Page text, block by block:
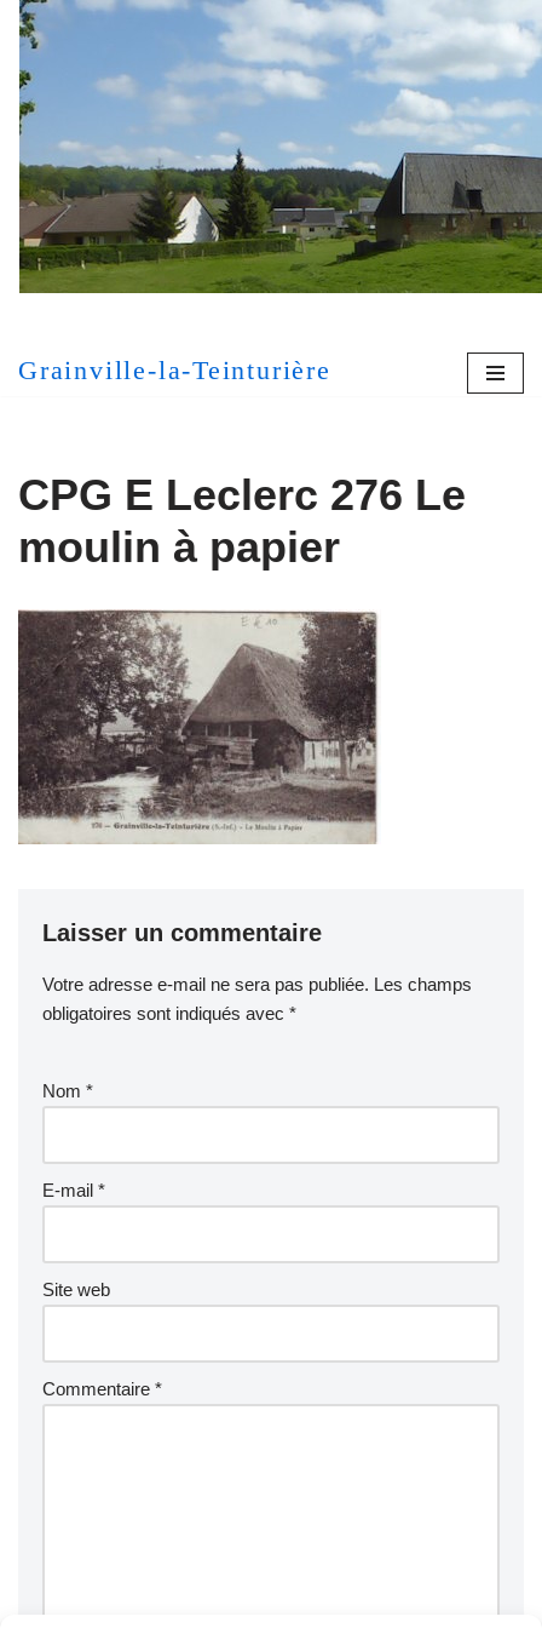
Aller
au
contenu
Grainville-la-Teinturière
CPG E Leclerc 276 Le
moulin à papier
Laisser un commentaire
Votre adresse e-mail ne sera pas publiée. Les champs
obligatoires sont indiqués avec *
Nom *
E-mail *
Site web
Commentaire *